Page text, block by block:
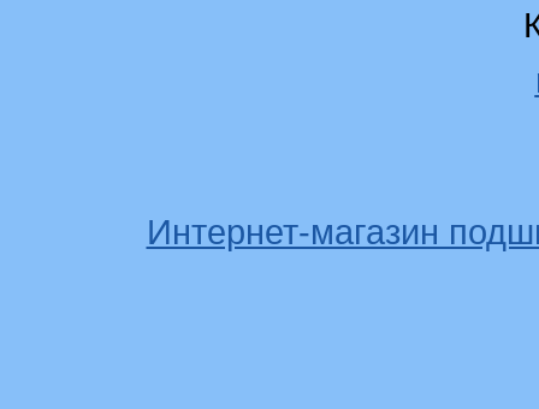
Интернет-магазин